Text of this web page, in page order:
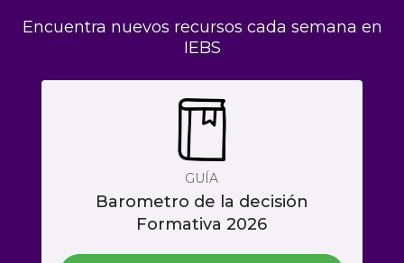
Encuentra nuevos recursos cada semana en
IEBS
GUÍA
Barometro de la decisión
Formativa 2026